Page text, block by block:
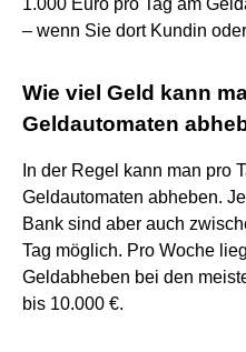
– wenn Sie dort Kundin
Wie viel Geld kann
Geldautomaten
In der Regel kann man pro
Geldautomaten abheben.
Bank sind aber auch
Tag möglich. Pro Woche
Geldabheben bei den
bis 10.000 €.